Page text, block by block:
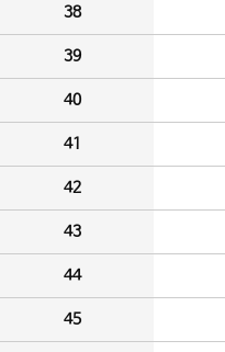
38
39
40
41
42
43
44
45